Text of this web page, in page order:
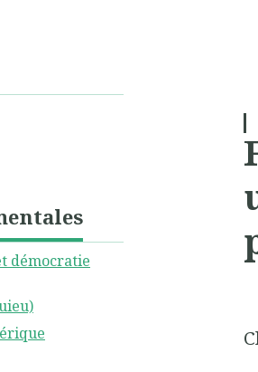
démocratie